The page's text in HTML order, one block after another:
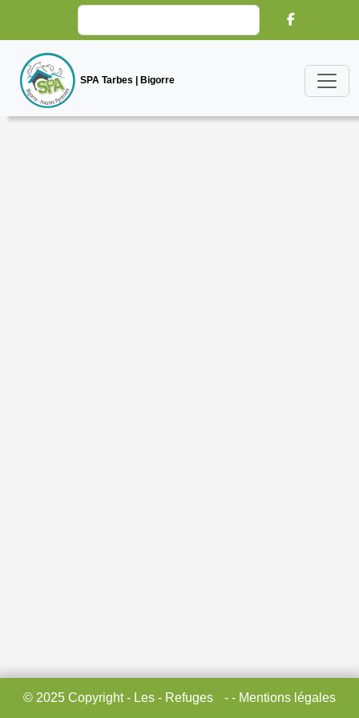
SPA Tarbes | Bigorre
© 2025 Copyright - Les - Refuges - - Mentions légales